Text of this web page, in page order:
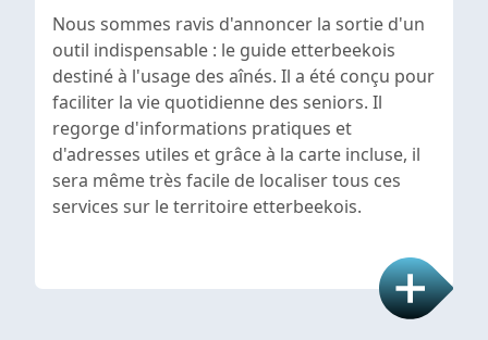
Nous sommes ravis d'annoncer la sortie d'un
outil indispensable : le guide etterbeekois
destiné à l'usage des aînés. Il a été conçu pour
faciliter la vie quotidienne des seniors. Il
regorge d'informations pratiques et
d'adresses utiles et grâce à la carte incluse, il
sera même très facile de localiser tous ces
services sur le territoire etterbeekois.